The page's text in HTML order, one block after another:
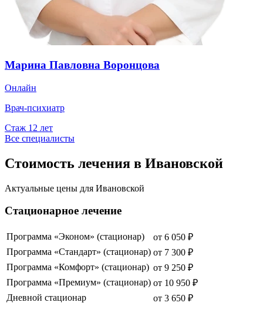
Марина Павловна Воронцова
Онлайн
Врач-психиатр
Стаж 12 лет
Все специалисты
Стоимость лечения в Ивановской
Актуальные цены для Ивановской
Стационарное лечение
Программа «Эконом» (стационар) от 6 050 ₽
Программа «Стандарт» (стационар) от 7 300 ₽
Программа «Комфорт» (стационар) от 9 250 ₽
Программа «Премиум» (стационар) от 10 950 ₽
Дневной стационар
от 3 650 ₽